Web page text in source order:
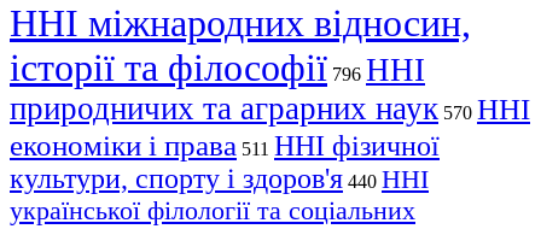
ННІ міжнародних відносин,
історії та філософії 796 ННІ
природничих та аграрних наук 570 ННІ
економіки і права 511 ННІ фізичної
культури, спорту і здоров'я 440 ННІ
української філології та соціальних